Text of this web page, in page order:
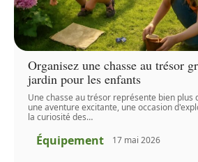
Organisez une chasse au trésor
jardin pour les enfants
Une chasse au trésor représente bien plus
une aventure excitante, une occasion
la curiosité des…
Équipement 17 mai 2026